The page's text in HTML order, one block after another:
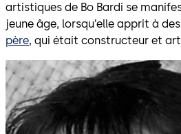
artistiques de Bo Bardi se
jeune âge, lorsqu’elle apprit à
père, qui était constructeur et